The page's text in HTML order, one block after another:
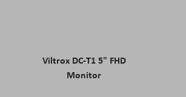
Viltrox DC-T1 5" FHD
Monitor